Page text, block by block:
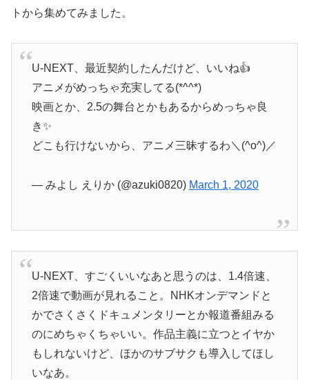
トから集めてみました。
U-NEXT、最近契約したんだけど、いいね👍
アニメがめっちゃ充実してる(*^^*)
映画とか、2.5の舞台とかもあるからめっちゃ良
き✨
どこも行けないから、アニメ三昧するわ＼(^o^)／
— みよし えりか (@azuki0820) March 1, 2020
U-NEXT、すごくいいなあと思うのは、1.4倍速、
2倍速で動画が見れること。NHKオンデマンドと
かでさくさくドキュメンタリーとか報道番組みる
のにめちゃくちゃいい。作品主義に立つとイヤか
もしれないけど、ほかのサブサクも導入してほし
いなあ。